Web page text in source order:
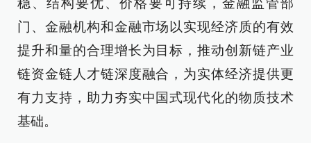
稳、结构要优、价格要可持续，金融监管部
门、金融机构和金融市场以实现经济质的有效
提升和量的合理增长为目标，推动创新链产业
链资金链人才链深度融合，为实体经济提供更
有力支持，助力夯实中国式现代化的物质技术
基础。